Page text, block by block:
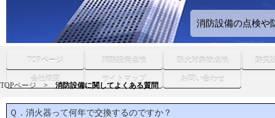
消防設備の点検や
TOPページ 消防設備点検 防火対象物点検 防災
会社概要 サイトマップ お問い合わせ
TOPページ 消防設備に関してよくある質問
Ｑ．消火器って何年で交換するのですか？